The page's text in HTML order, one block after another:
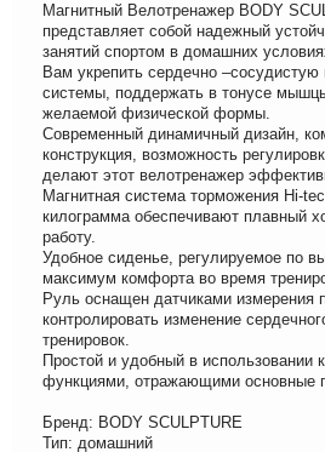
Магнитный Велотренажер BODY
представляет собой надежный
занятий спортом в домашних
Вам укрепить сердечно
системы, поддержать в тонусе
желаемой физической формы.
Современный динамичный дизайн,
конструкция, возможность
делают этот велотренажер
Магнитная система торможения Hi-
килограмма обеспечивают плавный
работу.
Удобное сиденье, регулируемое по
максимум комфорта во время
Руль оснащен датчиками измерения
контролировать изменение
тренировок.
Простой и удобный в использовании
функциями, отражающими основные
Бренд: BODY SCULPTURE
Тип: домашний